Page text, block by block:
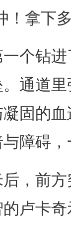
拿下多
钻进
通道
固的
障碍
前方
卢卡